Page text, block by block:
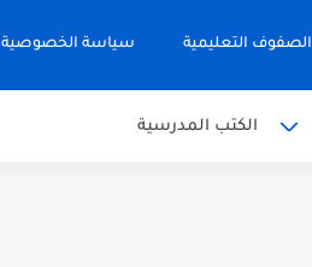
الصفوف التعليمية سياسة الخصوصية
الكتب المدرسية